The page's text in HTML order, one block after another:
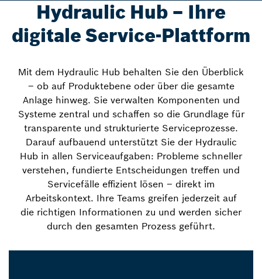
Hydraulic Hub – Ihre
digitale Service-Plattform
Mit dem Hydraulic Hub behalten Sie den Überblick
– ob auf Produktebene oder über die gesamte
Anlage hinweg. Sie verwalten Komponenten und
Systeme zentral und schaffen so die Grundlage für
transparente und strukturierte Serviceprozesse.
Darauf aufbauend unterstützt Sie der Hydraulic
Hub in allen Serviceaufgaben: Probleme schneller
verstehen, fundierte Entscheidungen treffen und
Servicefälle effizient lösen – direkt im
Arbeitskontext. Ihre Teams greifen jederzeit auf
die richtigen Informationen zu und werden sicher
durch den gesamten Prozess geführt.